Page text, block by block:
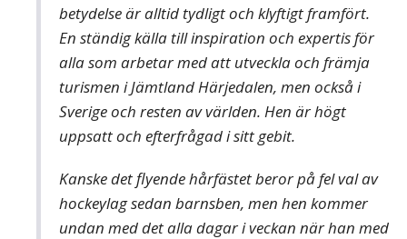
betydelse är alltid tydligt och klyftigt framfört.
En ständig källa till inspiration och expertis för
alla som arbetar med att utveckla och främja
turismen i Jämtland Härjedalen, men också i
Sverige och resten av världen. Hen är högt
uppsatt och efterfrågad i sitt gebit.
Kanske det flyende hårfästet beror på fel val av
hockeylag sedan barnsben, men hen kommer
undan med det alla dagar i veckan när han med